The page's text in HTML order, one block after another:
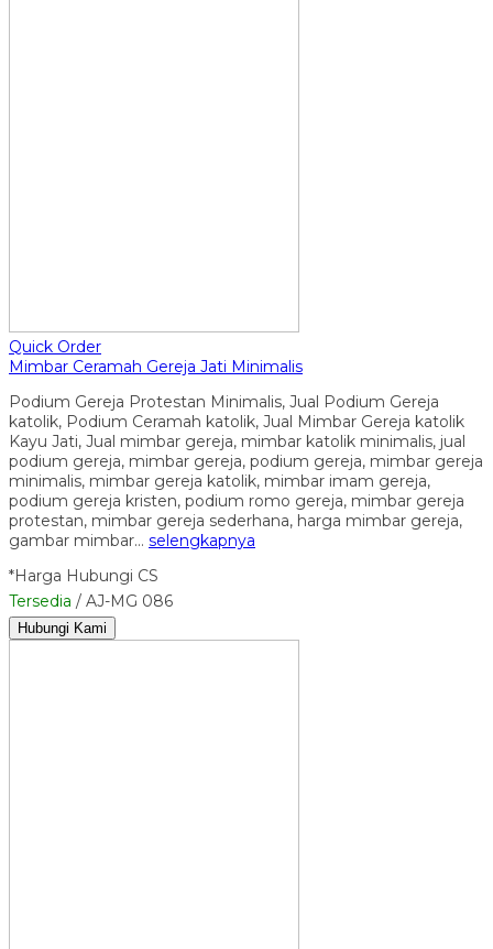
Quick Order
Mimbar Ceramah Gereja Jati Minimalis
Podium Gereja Protestan Minimalis, Jual Podium Gereja
katolik, Podium Ceramah katolik, Jual Mimbar Gereja katolik
Kayu Jati, Jual mimbar gereja, mimbar katolik minimalis, jual
podium gereja, mimbar gereja, podium gereja, mimbar gereja
minimalis, mimbar gereja katolik, mimbar imam gereja,
podium gereja kristen, podium romo gereja, mimbar gereja
protestan, mimbar gereja sederhana, harga mimbar gereja,
gambar mimbar… selengkapnya
*Harga Hubungi CS
Tersedia / AJ-MG 086
Hubungi Kami